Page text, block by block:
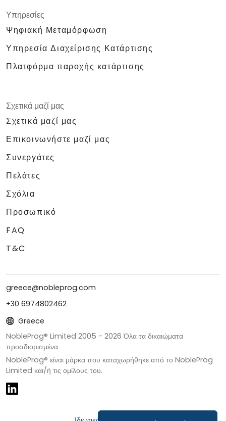
Υπηρεσίες
Ψηφιακή Μεταμόρφωση
Υπηρεσία Διαχείρισης Κατάρτισης
Πλατφόρμα παροχής κατάρτισης
Σχετικά μαζί μας
Σχετικά μαζί μας
Επικοινωνήστε μαζί μας
Συνεργάτες
Πελάτες
Σχόλια
Προσωπικό
FAQ
T&C
greece@nobleprog.com
+30 6974802462
Greece
NobleProg® Limited 2005 - 2026 Όλα τα δικαιώματα
προσδιορισμένα
NobleProg® είναι μάρκα που καταχωρήθηκε από το NobleProg
Limited και/ή τις ομίλους του.